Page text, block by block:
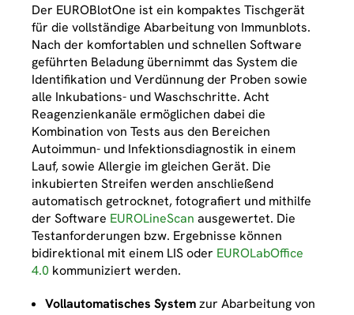
Der EUROBlotOne ist ein kompaktes Tischgerät
für die vollständige Abarbeitung von Immunblots.
Nach der komfortablen und schnellen Software
geführten Beladung übernimmt das System die
Identifikation und Verdünnung der Proben sowie
alle Inkubations- und Waschschritte. Acht
Reagenzienkanäle ermöglichen dabei die
Kombination von Tests aus den Bereichen
Autoimmun- und Infektionsdiagnostik in einem
Lauf, sowie Allergie im gleichen Gerät. Die
inkubierten Streifen werden anschließend
automatisch getrocknet, fotografiert und mithilfe
der Software EUROLineScan ausgewertet. Die
Testanforderungen bzw. Ergebnisse können
bidirektional mit einem LIS oder EUROLabOffice
4.0 kommuniziert werden.
Vollautomatisches Systemzur Abarbeitung von